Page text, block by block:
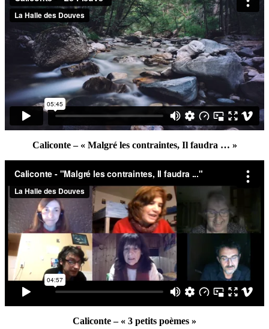
Caliconte – « Malgré les contraintes, Il faudra … »
Caliconte – « 3 petits poèmes »